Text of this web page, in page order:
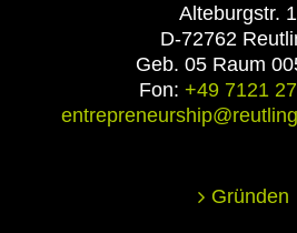
Alteburgstr.
D-72762
Geb. 05 Raum
Fon: +49 7121
Gründen